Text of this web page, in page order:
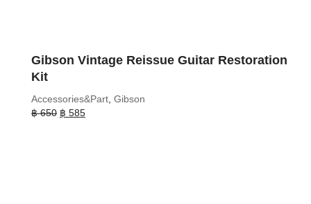
Gibson Vintage Reissue Guitar Restoration
Kit
Accessories&Part Gibson
฿650 Original
฿ 585Current